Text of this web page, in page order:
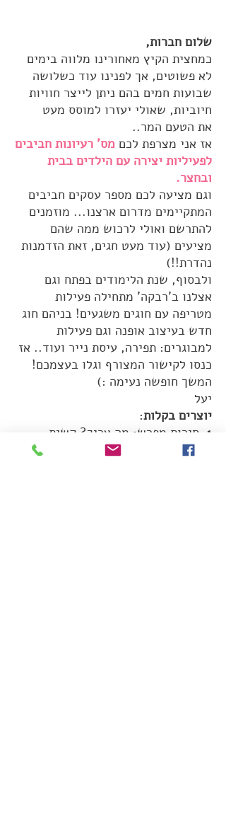
שלום חברות,
כמחצית הקיץ מאחורינו מלווה בימים
לא פשוטים, אך לפנינו עוד כשלושה
שבועות חמים בהם ניתן לייצר חוויות
חיוביות, שאולי יעזרו למוסס מעט
את הטעם המר..
אז אני מצרפת לכם מס' רעיונות חביבים
לפעיליות יצירה עם הילדים בבית
ובחצר.
וגם מציעה לכם מספר עסקים חביבים
המתקיימים מדרום ארצנו... מוזמנים
להתרשם ואולי לרכוש ממה שהם
מציעים (עוד מעט חגים, זאת הזדמנות
נהדרת!!)
ולבסוף, שנת הלימודים בפתח וגם
אצלנו ב'רבקה' מתחילה פעילות
מטריפה עם חוגים משגעים! בניהם חוג
חדש בעיצוב אופנה וגם פעילות
למבוגרים: תפירה, עיסת נייר ועוד.. אז
כנסו לקישור המצורף וגלו בעצמכם!
המשך חופשה נעימה :)
יעל
יוצרים בקלות:
1. סירות מפרש: מה צריך? קשית,
מכסה של משהו (קוטז' חומוס ועוד..),